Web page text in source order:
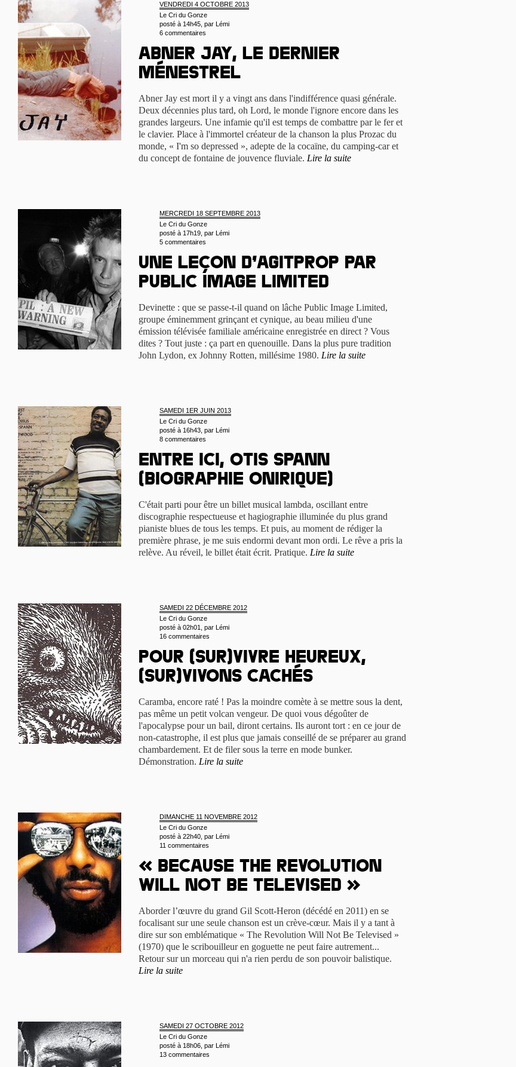
VENDREDI 4 OCTOBRE 2013
Le Cri du Gonze
posté à 14h45, par Lémi
6 commentaires
Abner Jay, le dernier
ménestrel
Abner Jay est mort il y a vingt ans dans l'indifférence quasi générale.
Deux décennies plus tard, oh Lord, le monde l'ignore encore dans les
grandes largeurs. Une infamie qu'il est temps de combattre par le fer et
le clavier. Place à l'immortel créateur de la chanson la plus Prozac du
monde, « I'm so depressed », adepte de la cocaïne, du camping-car et
du concept de fontaine de jouvence fluviale. Lire la suite
MERCREDI 18 SEPTEMBRE 2013
Le Cri du Gonze
posté à 17h19, par Lémi
5 commentaires
Une leçon d’agitprop par
Public Image Limited
Devinette : que se passe-t-il quand on lâche Public Image Limited,
groupe éminemment grinçant et cynique, au beau milieu d'une
émission télévisée familiale américaine enregistrée en direct ? Vous
dites ? Tout juste : ça part en quenouille. Dans la plus pure tradition
John Lydon, ex Johnny Rotten, millésime 1980. Lire la suite
SAMEDI 1ER JUIN 2013
Le Cri du Gonze
posté à 16h43, par Lémi
8 commentaires
Entre ici, Otis Spann
(biographie onirique)
C'était parti pour être un billet musical lambda, oscillant entre
discographie respectueuse et hagiographie illuminée du plus grand
pianiste blues de tous les temps. Et puis, au moment de rédiger la
première phrase, je me suis endormi devant mon ordi. Le rêve a pris la
relève. Au réveil, le billet était écrit. Pratique. Lire la suite
SAMEDI 22 DÉCEMBRE 2012
Le Cri du Gonze
posté à 02h01, par Lémi
16 commentaires
Pour (sur)vivre heureux,
(sur)vivons cachés
Caramba, encore raté ! Pas la moindre comète à se mettre sous la dent,
pas même un petit volcan vengeur. De quoi vous dégoûter de
l'apocalypse pour un bail, diront certains. Ils auront tort : en ce jour de
non-catastrophe, il est plus que jamais conseillé de se préparer au grand
chambardement. Et de filer sous la terre en mode bunker.
Démonstration. Lire la suite
DIMANCHE 11 NOVEMBRE 2012
Le Cri du Gonze
posté à 22h40, par Lémi
11 commentaires
« Because the Revolution
will not be televised »
Aborder l’œuvre du grand Gil Scott-Heron (décédé en 2011) en se
focalisant sur une seule chanson est un crève-cœur. Mais il y a tant à
dire sur son emblématique « The Revolution Will Not Be Televised »
(1970) que le scribouilleur en goguette ne peut faire autrement...
Retour sur un morceau qui n'a rien perdu de son pouvoir balistique.
Lire la suite
SAMEDI 27 OCTOBRE 2012
Le Cri du Gonze
posté à 18h06, par Lémi
13 commentaires